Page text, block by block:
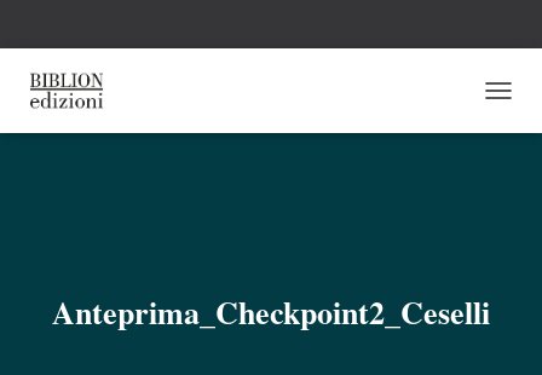
A
Anteprima_Checkpoint2_Ceselli